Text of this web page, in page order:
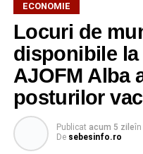
Potrivit unui comunicat al
gradual, în funcție de
Reprezentanții
este monitorizată
capacitate normală
Compania dă asigurări
de producție nu va afecta
Kronospan se numără
ECONOMIE
Locuri de
disponibile la
AJOFM Alba
posturilor
Publicat acum 5 zileîn
De sebesinfo.ro